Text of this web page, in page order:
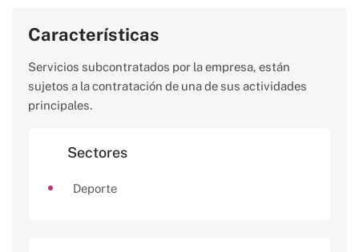
Características
Servicios subcontratados por la empresa, están
sujetos a la contratación de una de sus actividades
principales.
Sectores
Deporte